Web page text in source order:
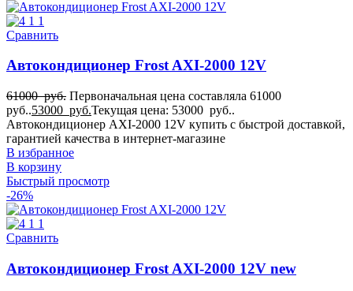
Сравнить
Автокондиционер Frost AXI-2000 12V
61000руб. Первоначальная цена составляла 61000
руб..53000 руб.Текущая цена: 53000 руб..
Автокондиционер AXI-2000 12V купить с быстрой доставкой,
гарантией качества в интернет-магазине
В избранное
В корзину
Быстрый просмотр
-26%
Сравнить
Автокондиционер Frost AXI-2000 12V new